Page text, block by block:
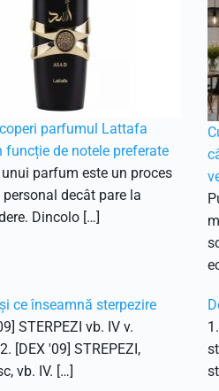
parfumul Lattafa
funcție de notele preferate
parfum este un proces
decât pare la
Dincolo […]
ce înseamnă sterpezire
STERPEZI vb. IV v.
[DEX '09] STREPEZI,
vb. IV. […]